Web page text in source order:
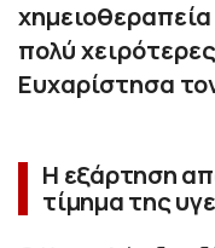
πολύ
Ευχαρίστησα
Η εξάρτηση
τίμημα της